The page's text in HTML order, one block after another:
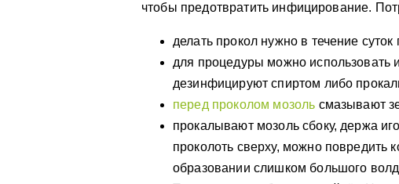
чтобы предотвратить инфицирование.
делать прокол нужно в течение
для процедуры можно использовать
дезинфицируют спиртом либо
перед проколом мозоль смазывают
прокалывают мозоль сбоку, держа
проколоть сверху, можно повредить
образовании слишком большого